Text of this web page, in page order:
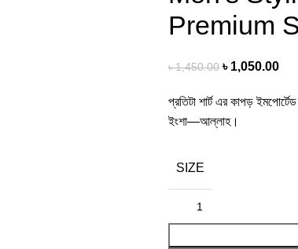
Premium
৳1,450.00 ৳ 1,050.00
প্রতিটা শার্ট এর কাপড়
ইংশা—আল্লাহ।
SIZE